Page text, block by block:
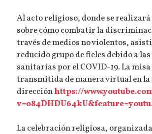
Al acto religioso, donde se
sobre cómo combatir la
través de medios no violentos,
reducido grupo de fieles debido a
sanitarias por el COVID-19. La misa
transmitida de manera virtual en
direcciónhttps://
La celebración religiosa,